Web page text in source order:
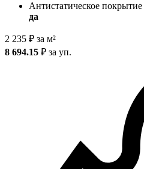
Антистатическое покрытие
да
2 235 ₽ за м²
8 694.15 ₽ за уп.